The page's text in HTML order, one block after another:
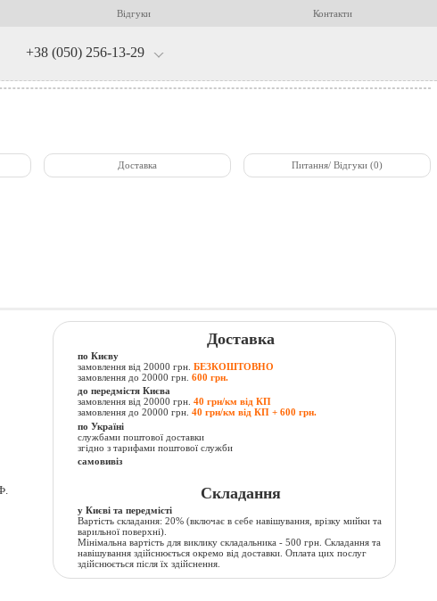
Відгуки Контакти
+38 (050) 256-13-29
Доставка Питання/ Відгуки (0)
Доставка
по Києву
замовлення від 20000 грн. БЕЗКОШТОВНО
замовлення до 20000 грн. 600 грн.
до передмістя Києва
замовлення від 20000 грн. 40 грн/км від КП
замовлення до 20000 грн. 40 грн/км від КП + 600 грн.
по Україні
службами поштової доставки
згідно з тарифами поштової служби
самовивіз
Складання
у Києві та передмісті
Вартість складання: 20% (включає в себе навішування, врізку мийки та
варильної поверхні).
Мінімальна вартість для виклику складальника - 500 грн. Складання та
навішування здійснюється окремо від доставки. Оплата цих послуг
здійснюється після їх здійснення.